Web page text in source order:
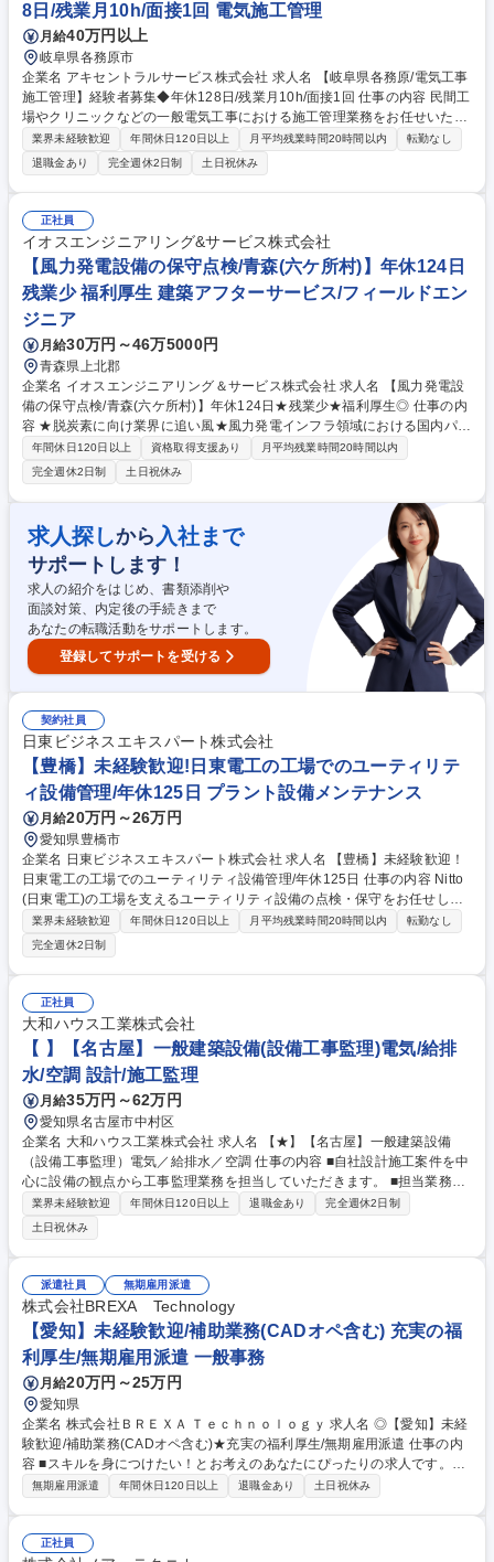
8日/残業月10h/面接1回 電気施工管理
月給40万円以上
岐阜県各務原市
企業名 アキセントラルサービス株式会社 求人名 【岐阜県各務原/電気工事
施工管理】経験者募集◆年休128日/残業月10h/面接1回 仕事の内容 民間工
場やクリニックなどの一般電気工事における施工管理業務をお任せいたし
ます。お客様との打ち合わせから電気設備の設計、資材発注、見積作成、
現場の工程・安全管理まで一貫してご担当いただきます。 【具体的な業務
内容】 ■お客様との打ち合わせ ■電気設備の設計 ■電材の発注、見積作成
■現場のスケジュール管理 ■現場：岐阜県各務原市近郊・愛知県（社用車
移動） 募集職種 【岐阜県各務原/電気工事施工管理】経験者募集◆年休12
8日/残業月10h/面接1回
業界未経験歓迎 年間休日120日以上 月平均残業時間20時間以内
転勤なし
退職金あり
完全週休2日制 土日祝休み
正社員
イオスエンジニアリング&サービス株式会社
【風力発電設備の保守点検/青森(六ケ所村)】年休124日
残業少 福利厚生 建築アフターサービス/フィールドエン
ジニア
月給30万円～46万5000円
青森県上北郡
企業名 イオスエンジニアリング＆サービス株式会社 求人名 【風力発電設
備の保守点検/青森(六ケ所村)】年休124日★残業少★福利厚生◎ 仕事の内
容 ★脱炭素に向け業界に追い風★風力発電インフラ領域における国内パイ
オニアである当社にて、風力発電設備の保守･運営業務をお任せします。
(※管理業務のため、建物の改変を伴う実作業･業務は含みません） 【詳
細】■風力発電所にて、風車内の点検,消耗品･風車主幹部の大型品(ギアボ
ックス･軸受け等)の交換など、電気や機械に関する作業■保守･運営業務:毎
月の巡視,定期点検,故障対応,補修,交換■建設･撤去:ブレードの補修･修繕
【入社後の流れ】必要に応じて座学･実務研修･OJTを実施いたします【環
境】■基本的に2人以上のチームで作業にあたります■他事業所の応援･遠隔
地風車の作業のため,出張していただくこともあります 募集職種 【風力発
電設備の保守点検/青森(六ケ所村)】年休124日★残業少★福利厚生◎
年間休日120日以上 資格取得支援あり
月平均残業時間20時間以内
完全週休2日制
土日祝休み
求人探しから 入社まで
サポートします！
求人の紹介をはじめ、書類添削や
面談対策、内定後の手続きまで
あなたの転職活動をサポートします。
登録してサポートを受ける
契約社員
日東ビジネスエキスパート株式会社
【豊橋】未経験歓迎!日東電工の工場でのユーティリテ
ィ設備管理/年休125日 プラント設備メンテナンス
月給20万円～26万円
愛知県豊橋市
企業名 日東ビジネスエキスパート株式会社 求人名 【豊橋】未経験歓迎！
日東電工の工場でのユーティリティ設備管理/年休125日 仕事の内容 Nitto
(日東電工)の工場を支えるユーティリティ設備の点検・保守をお任せしま
す。 【詳細】 ■電気設備、給排水、衛生、空調、コンプレッサー、防災・
消防設備、クレーン・ホイスト等の日常点検、予防保全、メンテナンス工
事立ち合い ■製造過程で用いられる計量器の校正作業 ■電気工事会社、機
械設備会社等の外注管理 ■報告書の作成、業者との日程調整、備品の発注
等） 募集職種 【豊橋】未経験歓迎！日東電工の工場でのユーティリティ
設備管理/年休125日
業界未経験歓迎 年間休日120日以上 月平均残業時間20時間以内
転勤なし
完全週休2日制
正社員
大和ハウス工業株式会社
【 】【名古屋】一般建築設備(設備工事監理)電気/給排
水/空調 設計/施工監理
月給35万円～62万円
愛知県名古屋市中村区
企業名 大和ハウス工業株式会社 求人名 【★】【名古屋】一般建築設備
（設備工事監理）電気／給排水／空調 仕事の内容 ■自社設計施工案件を中
心に設備の観点から工事監理業務を担当していただきます。 ■担当業務：
書類チェック、図面チェック、現場への巡回監理、定例会議への出席、現
場へのアドバイスなど ■担当案件：大型物流施設、ホテル、食品工場、店
舗など ■担当案件数：2～3件程度の案件の設備部分のみをお任せします。
■残業時間＝30H程度／業務の半分がデスクワークとなります 募集職種
【★】【名古屋】一般建築設備（設備工事監理）電気／給排水／空調
業界未経験歓迎 年間休日120日以上 退職金あり
完全週休2日制
土日祝休み
派遣社員 無期雇用派遣
株式会社BREXA Technology
【愛知】未経験歓迎/補助業務(CADオペ含む) 充実の福
利厚生/無期雇用派遣 一般事務
月給20万円～25万円
愛知県
企業名 株式会社ＢＲＥＸＡ Ｔｅｃｈｎｏｌｏｇｙ 求人名 ◎【愛知】未経
験歓迎/補助業務(CADオペ含む)★充実の福利厚生/無期雇用派遣 仕事の内
容 ■スキルを身につけたい！とお考えのあなたにぴったりの求人です。モ
ノづくりの専門職として、大手メーカーに入ってご活躍頂くポジションで
（ファイリング） ■技術者の出張に関わる諸業務（寮・宿の手配） ■工事
無期雇用派遣 年間休日120日以上 退職金あり 土日祝休み
正社員